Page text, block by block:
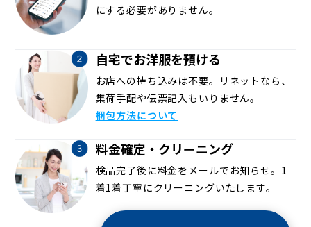
にする必要がありません。
自宅でお洋服を預ける
お店への持ち込みは不要。リネットなら、
集荷手配や伝票記入もいりません。
梱包方法について
料金確定・クリーニング
検品完了後に料金をメールでお知らせ。1
着1着丁寧にクリーニングいたします。